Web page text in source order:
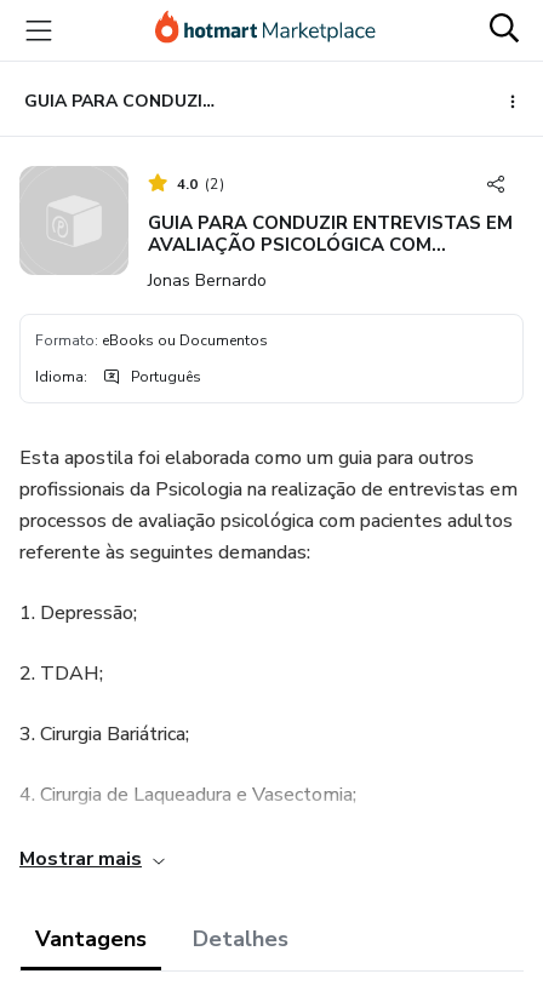
para
conteúdo
principal
para
pagamento
para
rodapé
GUIA PARA CONDUZIR ENTREVISTAS EM AVALIAÇÃO PSICOLÓGICA COM PACIENTES ADULTOS
4.0 (2)
GUIA PARA CONDUZIR ENTREVISTAS EM
AVALIAÇÃO PSICOLÓGICA COM
Jonas Bernardo
Formato: eBooks ou Documentos
Idioma: Português
Esta apostila foi elaborada como um guia para outros
profissionais da Psicologia na realização de entrevistas em
processos de avaliação psicológica com pacientes adultos
referente às seguintes demandas:
1. Depressão;
2. TDAH;
3. Cirurgia Bariátrica;
4. Cirurgia de Laqueadura e Vasectomia;
5. Cirurgia de Redesignação Sexual;
7. Processo seletivo;
Mostrar mais
Vantagens Detalhes